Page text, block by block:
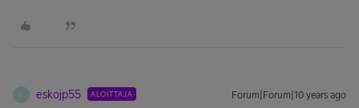
eskojp55 ALOITTAJA Forum|Forum|10 years ago